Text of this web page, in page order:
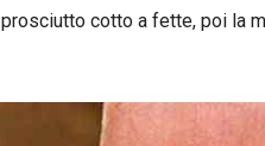
cotto a fette, poi la